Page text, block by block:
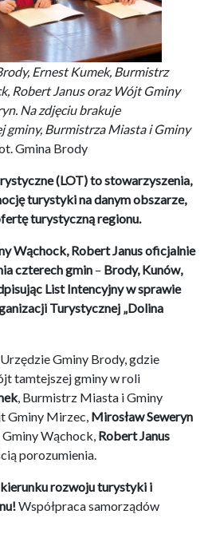
Ernest Kumek, Burmistrz
Robert Janus oraz Wójt Gminy
Na zdjęciu brakuje
gminy, Burmistrza Miasta i Gminy
Gmina Brody
(LOT) to stowarzyszenia,
turystyki na danym obszarze,
turystyczną regionu.
Wąchock, Robert Janus oficjalnie
czterech gmin – Brody, Kunów,
List Intencyjny w sprawie
Turystycznej „Dolina
Gminy Brody, gdzie
tamtejszej gminy w roli
, Burmistrz Miasta i Gminy
Gminy Mirzec, Mirosław Seweryn
Wąchock, Robert Janus
porozumienia.
rozwoju turystyki i
Współpraca samorządów